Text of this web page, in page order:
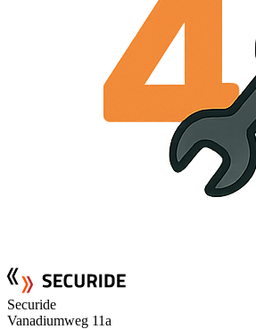
Securide
Vanadiumweg 11a